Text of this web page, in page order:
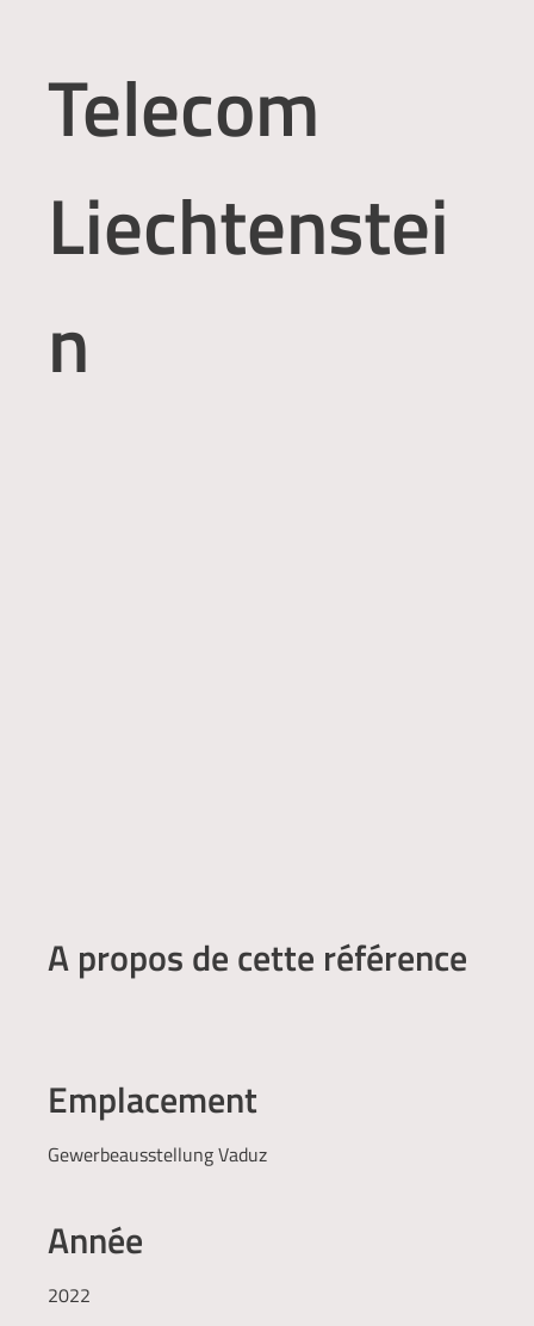
Telecom
Liechtenstei
n
A propos de cette référence
Emplacement
2022
Gewerbeausstellung Vaduz
Année